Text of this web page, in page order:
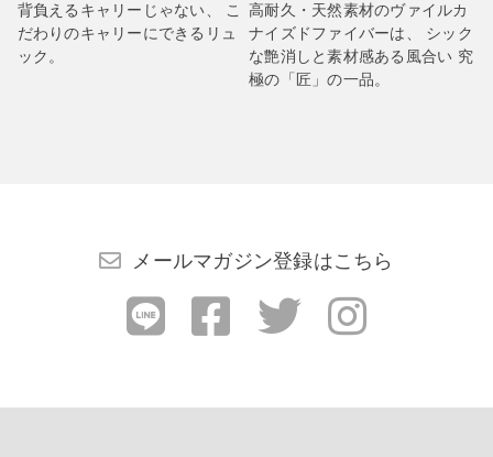
背負えるキャリーじゃない、 こ
だわりのキャリーにできるリュ
ック。
高耐久・天然素材のヴァイルカ
ナイズドファイバーは、 シック
な艶消しと素材感ある風合い 究
極の「匠」の一品。
メールマガジン登録はこちら